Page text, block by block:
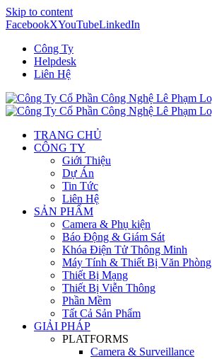
Skip to content
FacebookXYouTubeLinkedIn
Công Ty
Helpdesk
Liên Hệ
TRANG CHỦ
CÔNG TY
Giới Thiệu
Dự Án
Tin Tức
Liên Hệ
SẢN PHẨM
Camera & Phụ kiện
Báo Động & Giám Sát
Khóa Điện Tử Thông Minh
Máy Tính & Thiết Bị Văn Phòng
Thiết Bị Mạng
Thiết Bị Viễn Thông
Phần Mềm
Tất Cả Sản Phẩm
GIẢI PHÁP
PLATFORMS
Camera & Surveillance